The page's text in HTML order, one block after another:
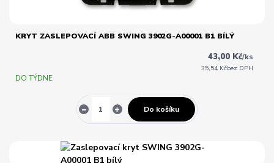
KRYT ZASLEPOVACÍ ABB SWING 3902G-A00001 B1 BÍLÝ
43,00 Kč/ks
35,54 Kčbez DPH
DO TÝDNE
Do košíku